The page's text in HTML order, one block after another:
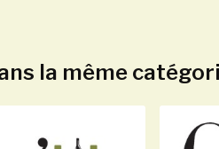
la même